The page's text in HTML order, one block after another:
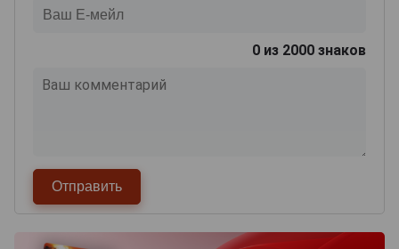
0 из 2000 знаков